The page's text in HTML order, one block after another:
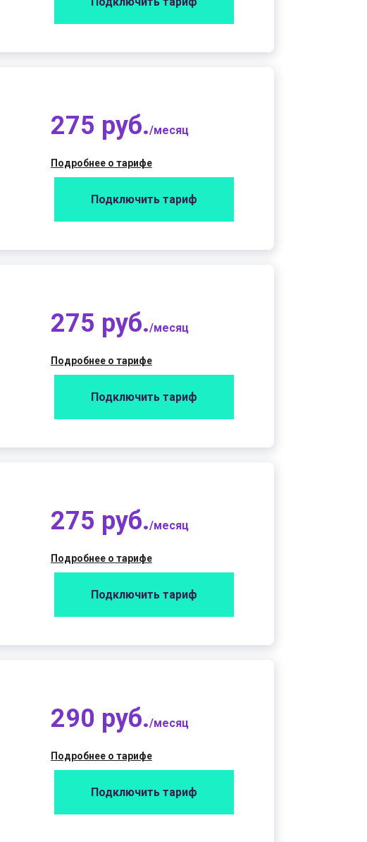
275 руб./месяц
Подробнее о тарифе
Подключить тариф
275 руб./месяц
Подробнее о тарифе
Подключить тариф
275 руб./месяц
Подробнее о тарифе
Подключить тариф
290 руб./месяц
Подробнее о тарифе
Подключить тариф